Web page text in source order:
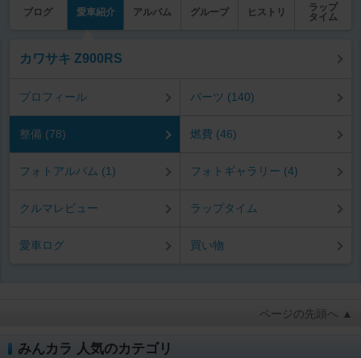
ブログ 愛車紹介 アルバム グループ ヒストリ
ラップ
タイム
カワサキ Z900RS
プロフィール パーツ (140)
整備 (78) 燃費 (46)
フォトアルバム (1) フォトギャラリー (4)
クルマレビュー ラップタイム
愛車ログ 買い物
ページの先頭へ ▲
みんカラ 人気のカテゴリ